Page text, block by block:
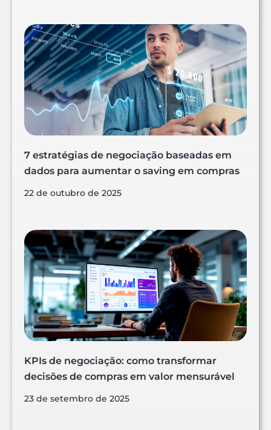
7 estratégias de negociação baseadas em
dados para aumentar o saving em compras
22 de outubro de 2025
KPIs de negociação: como transformar
decisões de compras em valor mensurável
23 de setembro de 2025